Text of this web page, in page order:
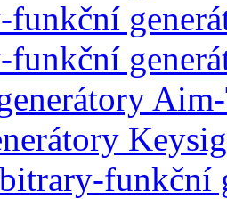
funkční